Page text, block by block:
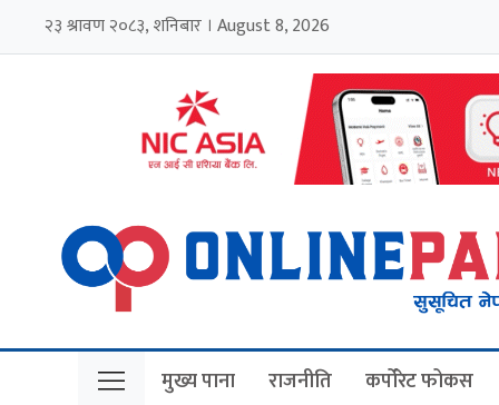
२३ श्रावण २०८३, शनिबार । August 8, 2026
मुख्य पाना राजनीति कर्पोरेट फोकस